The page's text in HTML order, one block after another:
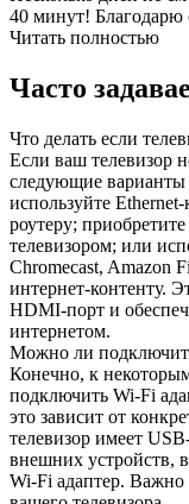
40 минут!
Читать полностью
Часто
Что делать если
Если ваш телевизор
следующие варианты
используйте
роутеру;
телевизором; или
Chromecast, Amazon
интернет-контенту.
HDMI-порт и
интернетом.
Можно ли
Конечно, к
подключить Wi-Fi
это зависит от
телевизор имеет
внешних устройств,
Wi-Fi адаптер. Важно